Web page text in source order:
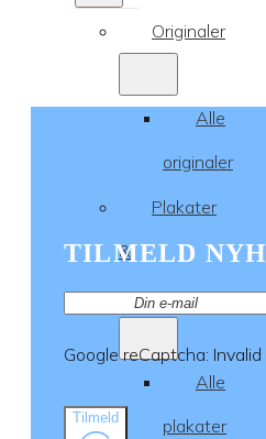
Originaler
Alle
originaler
Plakater
&
rammer
Alle
plakater
TILMELD
Google reCaptcha: Invalid
Tilmeld